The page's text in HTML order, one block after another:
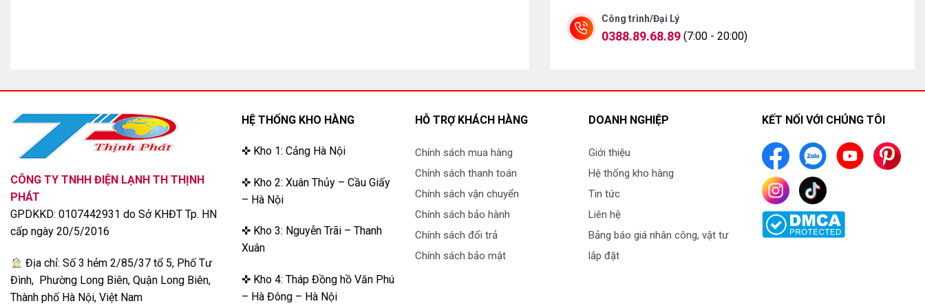
Công trình/Đại Lý
0388.89.68.89 (7:00 - 20:00)
CÔNG TY TNHH ĐIỆN LẠNH TH THỊNH
PHÁT
GPDKKD: 0107442931 do Sở KHĐT Tp. HN
cấp ngày 20/5/2016
Địa chỉ: Số 3 hẻm 2/85/37 tổ 5, Phố Tư
Đình, Phường Long Biên, Quận Long Biên,
Thành phố Hà Nội, Việt Nam
HỆ THỐNG KHO HÀNG
✜ Kho 1: Cảng Hà Nội
✜ Kho 2: Xuân Thủy – Cầu Giấy
– Hà Nội
✜ Kho 3: Nguyễn Trãi – Thanh
Xuân
✜ Kho 4: Tháp Đồng hồ Văn Phú
– Hà Đông – Hà Nội
HỖ TRỢ KHÁCH HÀNG
Chính sách mua hàng
Chính sách thanh toán
Chính sách vận chuyển
Chính sách bảo hành
Chính sách đổi trả
Chính sách bảo mật
DOANH NGHIỆP
Giới thiệu
Hệ thống kho hàng
Tin tức
Liên hệ
Bảng báo giá nhân công, vật tư
lắp đặt
KẾT NỐI VỚI CHÚNG TÔI